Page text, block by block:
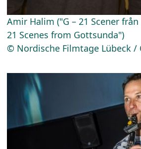
Amir Halim ("G – 21 Scener
21 Scenes from Gottsunda")
© Nordische Filmtage Lübeck /